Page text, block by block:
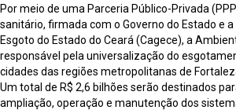
Por meio de uma Parceria Público-Privada
sanitário, firmada com o Governo do Estado e
Esgoto do Estado do Ceará (Cagece), a
responsável pela universalização do
cidades das regiões metropolitanas de
Um total de R$ 2,6 bilhões serão destinados
ampliação, operação e manutenção dos